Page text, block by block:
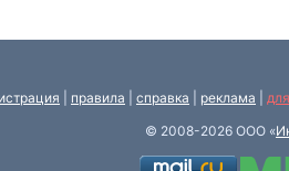
правила справка реклама
© 2008-2026 ООО «